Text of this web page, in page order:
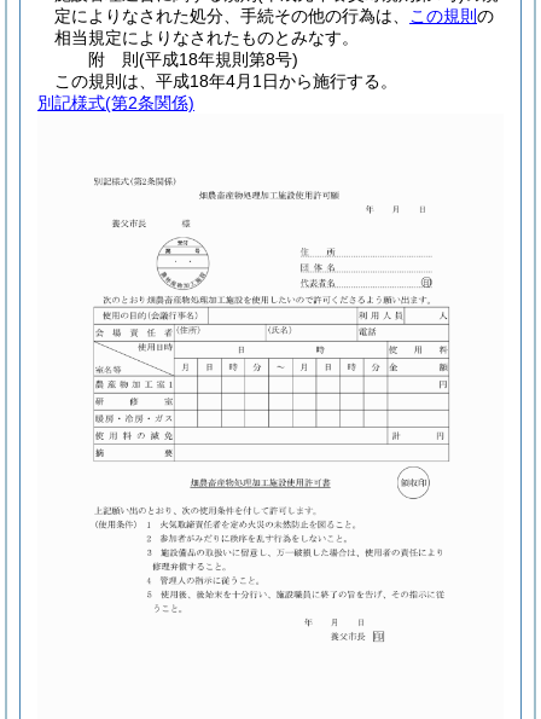
定によりなされた処分、手続その他の行為は、
この規則 の
相当規定によりなされたものとみなす。
附 則(平成18年規則第8号)
この規則は、平成18年4月1日から施行する。
別記様式(第2条関係)